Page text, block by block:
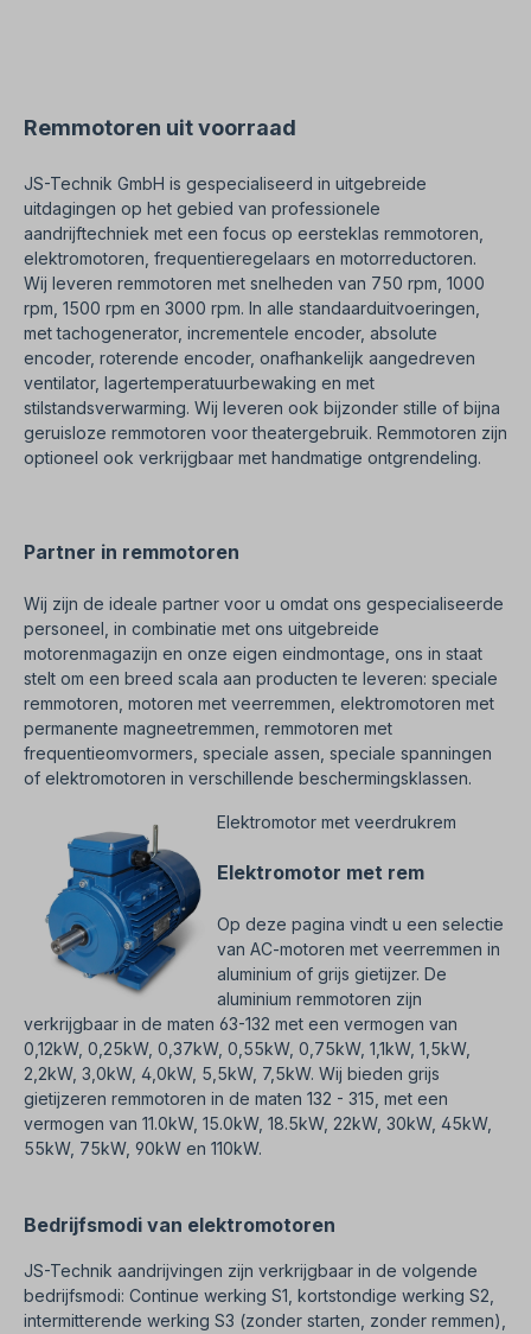
verkrijgbaar voor mechanische ontgrendeling. De
Remmotor is geschikt voor beide draairichtingen.
Remmotoren uit voorraad
JS-Technik GmbH is gespecialiseerd in uitgebreide
uitdagingen op het gebied van professionele
aandrijftechniek met een focus op eersteklas remmotoren,
elektromotoren, frequentieregelaars en motorreductoren.
Wij leveren remmotoren met snelheden van 750 rpm, 1000
rpm, 1500 rpm en 3000 rpm. In alle standaarduitvoeringen,
met tachogenerator, incrementele encoder, absolute
encoder, roterende encoder, onafhankelijk aangedreven
ventilator, lagertemperatuurbewaking en met
stilstandsverwarming. Wij leveren ook bijzonder stille of bijna
geruisloze remmotoren voor theatergebruik. Remmotoren zijn
optioneel ook verkrijgbaar met handmatige ontgrendeling.
Partner in remmotoren
Wij zijn de ideale partner voor u omdat ons gespecialiseerde
personeel, in combinatie met ons uitgebreide
motorenmagazijn en onze eigen eindmontage, ons in staat
stelt om een breed scala aan producten te leveren: speciale
remmotoren, motoren met veerremmen, elektromotoren met
permanente magneetremmen, remmotoren met
frequentieomvormers, speciale assen, speciale spanningen
of elektromotoren in verschillende beschermingsklassen.
Elektromotor met veerdrukrem
Elektromotor met rem
Op deze pagina vindt u een selectie
van AC-motoren met veerremmen in
aluminium of grijs gietijzer. De
aluminium remmotoren zijn
verkrijgbaar in de maten 63-132 met een vermogen van
0,12kW, 0,25kW, 0,37kW, 0,55kW, 0,75kW, 1,1kW, 1,5kW,
2,2kW, 3,0kW, 4,0kW, 5,5kW, 7,5kW. Wij bieden grijs
gietijzeren remmotoren in de maten 132 - 315, met een
vermogen van 11.0kW, 15.0kW, 18.5kW, 22kW, 30kW, 45kW,
55kW, 75kW, 90kW en 110kW.
Bedrijfsmodi van elektromotoren
JS-Technik aandrijvingen zijn verkrijgbaar in de volgende
bedrijfsmodi: Continue werking S1, kortstondige werking S2,
intermitterende werking S3 (zonder starten, zonder remmen),